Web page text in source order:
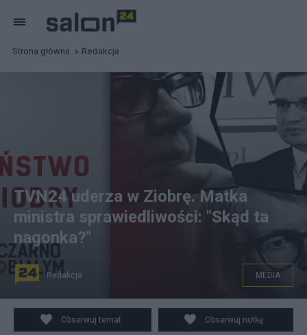
Strona główna Redakcja
TVN24 uderza w Ziobrę. Matka
ministra sprawiedliwości: "Skąd ta
nagonka?"
Redakcja MEDIA
Obserwuj temat Obserwuj notkę